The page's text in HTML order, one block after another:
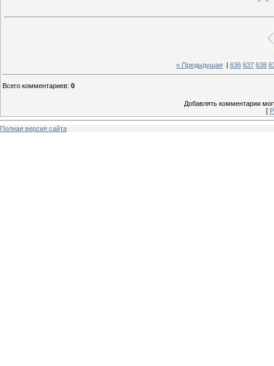
« Предыдущая 636 637 638
Всего комментариев: 0
Добавлять комментарии
[
Полная версия сайта